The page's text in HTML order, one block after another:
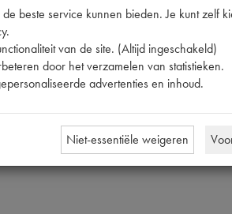
GL-5
beste service kunnen bieden. Je kunt zelf
van de site. (Altijd ingeschakeld)
door het verzamelen van statistieken.
advertenties en inhoud.
Niet-essentiële weigeren